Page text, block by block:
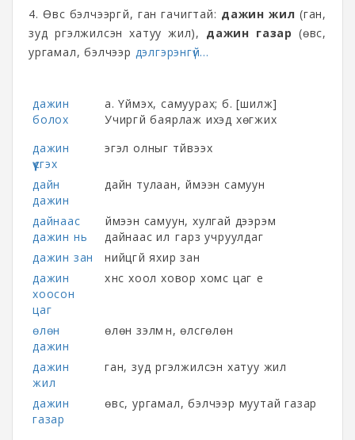
4. Өвс бэлчээргүй, ган гачигтай: дажин жил (ган,
зуд үргэлжилсэн хатуу жил), дажин газар (өвс,
ургамал, бэлчээр дэлгэрэнгүй...
дажин
болох
а. Үймэх, самуурах; б. [шилж]
Учиргүй баярлаж ихэд хөгжих
дажин
үүсгэх
эгэл олныг түйвээх
дайн
дажин
дайн тулаан, үймээн самуун
дайнаас
дажин нь
үймээн самуун, хулгай дээрэм
дайнаас илүү гарз учруулдаг
дажин зан
нийцгүй яхир зан
дажин
хоосон
цаг
хүнс хоол ховор хомс цаг үе
өлөн
дажин
өлөн зэлмүүн, өлсгөлөн
дажин
жил
ган, зуд үргэлжилсэн хатуу жил
дажин
газар
өвс, ургамал, бэлчээр муутай газар